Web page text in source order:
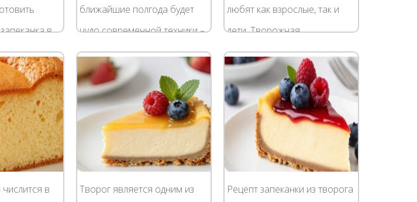
в
Как
вам
ближайшие полгода будет
чудо современной техники –
мультиварка-скороварка
REDMOND RMC-PM4507. И
первое, что я в ней
приготовила...
любят как взрослые, так и
дети. Творожная
диетическая запеканка,
приготовленная в
мультиварке, имеет нежную,
легкую,...
в
Творог является одним из
Рецепт запеканки из творога